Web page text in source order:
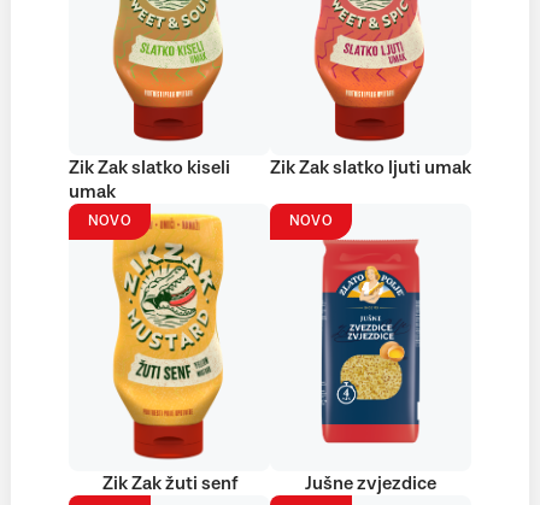
Zik Zak slatko kiseli
umak
Zik Zak slatko ljuti umak
NOVO
Zik Zak žuti senf
NOVO
Jušne zvjezdice